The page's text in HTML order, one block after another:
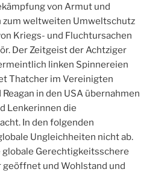
von Armut und
zum weltweiten Umweltschutz
Kriegs- und Fluchtursachen
Der Zeitgeist der Achtziger
linken Spinnereien
Thatcher im Vereinigten
in den USA übernahmen
Lenkerinnen die
In den folgenden
Ungleichheiten nicht ab.
globale Gerechtigkeitsschere
und Wohlstand und